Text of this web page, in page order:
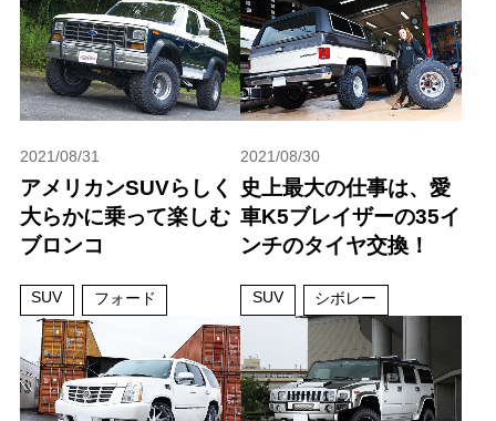
2021/08/31
アメリカンSUVらしく
大らかに乗って楽しむ
ブロンコ
SUV フォード
2021/08/30
史上最大の仕事は、愛
車K5ブレイザーの35イ
ンチのタイヤ交換！
SUV シボレー